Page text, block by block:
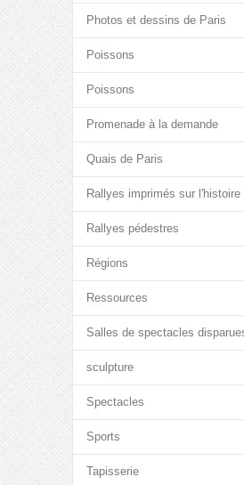
Photos et dessins de Paris
Poissons
Poissons
Promenade à la demande
Quais de Paris
Rallyes imprimés sur l'histoire
Rallyes pédestres
Régions
Ressources
Salles de spectacles
sculpture
Spectacles
Sports
Tapisserie